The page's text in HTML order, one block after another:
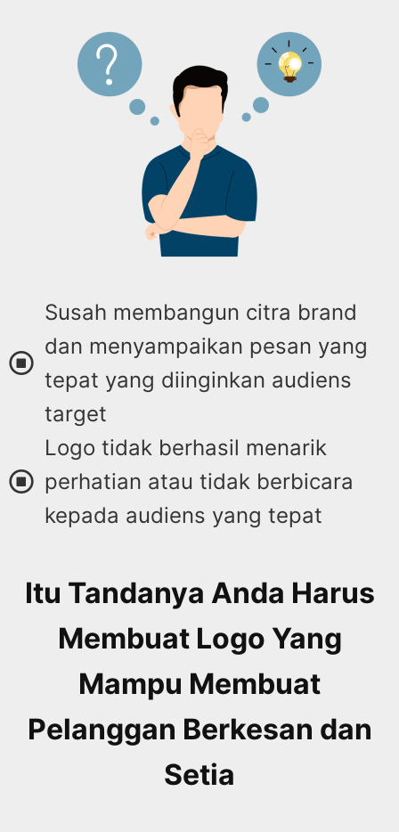
Susah membangun citra brand
dan menyampaikan pesan yang
tepat yang diinginkan audiens
target
Logo tidak berhasil menarik
perhatian atau tidak berbicara
kepada audiens yang tepat
Itu Tandanya Anda Harus
Membuat Logo Yang
Mampu Membuat
Pelanggan Berkesan dan
Setia